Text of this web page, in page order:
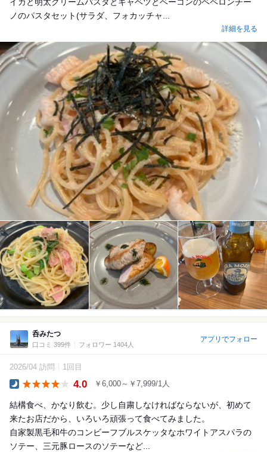
ノのパスタセット(サラダ、フォカッチャ...
詳細を見る
呑みたつ
口コミ 399件 フォロワー 1404人
アプリでフォロー
2026/04 訪問 1回目
4.0 ￥6,000～￥7,999/1人
結構食べ、かなり飲む。少し自粛しなければならないが、初めて
来たお店だから、いろいろ頑張って食べてみました。
自家製黒毛和牛のコンビーフブルスケッタなホワイトアスパラの
ソテー、三元豚ロースのソテーなど...